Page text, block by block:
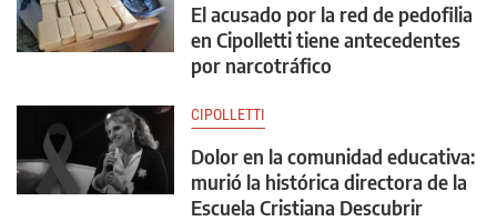
El acusado por la red de pedofilia
en Cipolletti tiene antecedentes
por narcotráfico
CIPOLLETTI
Dolor en la comunidad educativa:
murió la histórica directora de la
Escuela Cristiana Descubrir